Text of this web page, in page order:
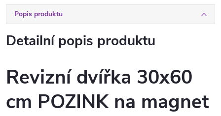
Popis produktu
Detailní popis produktu
Revizní dvířka 30x60
cm POZINK na magnet